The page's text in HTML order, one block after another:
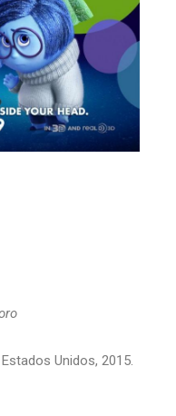
Unidos, 2015.